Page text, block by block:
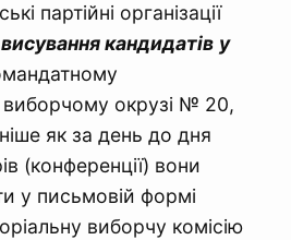
партійні організації
висування кандидатів у
окрузі № 20,
як за день до дня
(конференції) вони
у письмовій формі
виборчу комісію